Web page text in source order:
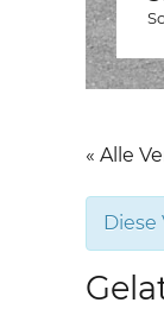
« Alle